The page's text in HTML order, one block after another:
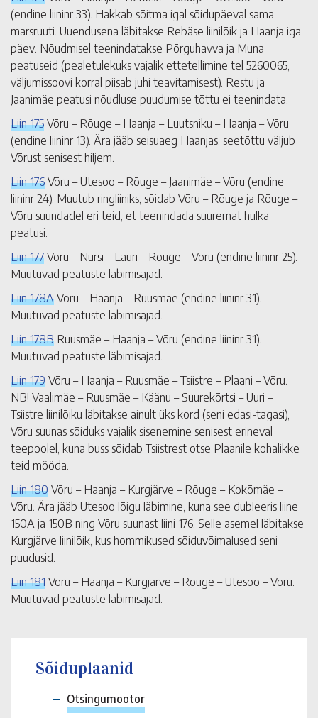
(endine liininr 33). Hakkab sõitma igal sõidupäeval sama
marsruuti. Uuendusena läbitakse Rebäse liinilõik ja Haanja iga
päev. Nõudmisel teenindatakse Põrguhavva ja Muna
peatuseid (pealetulekuks vajalik ettetellimine tel 5260065,
väljumissoovi korral piisab juhi teavitamisest). Restu ja
Jaanimäe peatusi nõudluse puudumise tõttu ei teenindata.
Liin 175Võru – Rõuge – Haanja – Luutsniku – Haanja – Võru
(endine liininr 13). Ära jääb seisuaeg Haanjas, seetõttu väljub
Võrust senisest hiljem.
Liin 176Võru – Utesoo – Rõuge – Jaanimäe – Võru (endine
liininr 24). Muutub ringliiniks, sõidab Võru – Rõuge ja Rõuge –
Võru suundadel eri teid, et teenindada suuremat hulka
peatusi.
Liin 177Võru – Nursi – Lauri – Rõuge – Võru (endine liininr 25).
Muutuvad peatuste läbimisajad.
Liin 178AVõru – Haanja – Ruusmäe (endine liininr 31).
Muutuvad peatuste läbimisajad.
Liin 178B Ruusmäe – Haanja – Võru (endine liininr 31).
Muutuvad peatuste läbimisajad.
Liin 179Võru – Haanja – Ruusmäe – Tsiistre – Plaani – Võru.
NB! Vaalimäe – Ruusmäe – Käänu – Suurekõrtsi – Uuri –
Tsiistre liinilõiku läbitakse ainult üks kord (seni edasi-tagasi),
Võru suunas sõiduks vajalik sisenemine senisest erineval
teepoolel, kuna buss sõidab Tsiistrest otse Plaanile kohalikke
teid mööda.
Liin 180Võru – Haanja – Kurgjärve – Rõuge – Kokõmäe –
Võru. Ära jääb Utesoo lõigu läbimine, kuna see dubleeris liine
150A ja 150B ning Võru suunast liini 176. Selle asemel läbitakse
Kurgjärve liinilõik, kus hommikused sõiduvõimalused seni
puudusid.
Liin 181Võru – Haanja – Kurgjärve – Rõuge – Utesoo – Võru.
Muutuvad peatuste läbimisajad.
Sõiduplaanid
Otsingumootor